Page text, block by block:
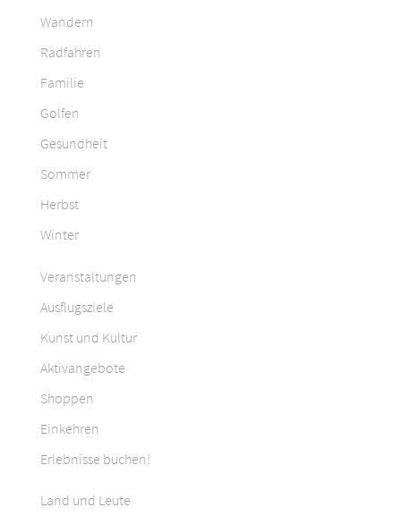
Wandern
Radfahren
Familie
Golfen
Gesundheit
Sommer
Herbst
Winter
Veranstaltungen
Ausflugsziele
Kunst und Kultur
Aktivangebote
Shoppen
Einkehren
Erlebnisse buchen!
Land und Leute